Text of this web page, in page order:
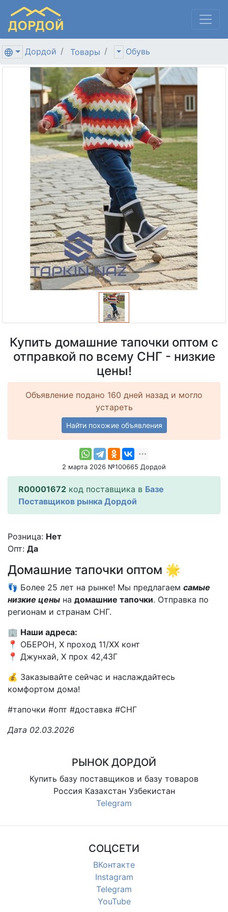
Дордой Товары Обувь
Купить домашние тапочки оптом с
отправкой по всему СНГ - низкие
цены!
Объявление подано 160 дней назад и могло
устареть
Найти похожие объявления
2 марта 2026 №100665 Дордой
R00001672 код поставщика в Базе
Поставщиков рынка Дордой
Розница: Нет
Опт: Да
Домашние тапочки оптом 🌟
👣 Более 25 лет на рынке! Мы предлагаем самые
низкие цены на домашние тапочки. Отправка по
регионам и странам СНГ.
🏢 Наши адреса:
📍 ОБЕРОН, X проход 11/XX конт
📍 Джунхай, X прох 42,43Г
💰 Заказывайте сейчас и наслаждайтесь
комфортом дома!
#тапочки #опт #доставка #СНГ
Дата 02.03.2026
РЫНОК ДОРДОЙ
Купить базу поставщиков и базу товаров
Россия Казахстан Узбекистан
Telegram
СОЦСЕТИ
ВКонтакте
Instagram
Telegram
YouTube